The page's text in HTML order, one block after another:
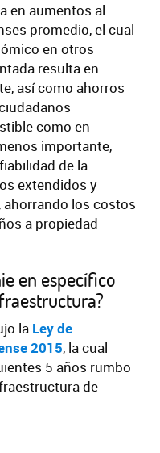
en aumentos al
promedio, el cual
en otros
resulta en
así como ahorros
como en
importante,
de la
extendidos y
ahorrando los costos
a propiedad
en específico
la Ley de
2015, la cual
5 años rumbo
de